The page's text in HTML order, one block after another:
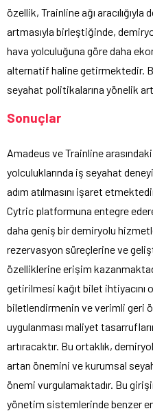
özellik, Trainline ağı
artmasıyla birleştiğinde,
hava yolculuğuna göre daha
alternatif haline getirmektedir.
seyahat politikalarına yönelik
Sonuçlar
Amadeus ve Trainline
yolculuklarında iş seyahat
adım atılmasını işaret
Cytric platformuna entegre
daha geniş bir demiryolu
rezervasyon süreçlerine ve
özelliklerine erişim
getirilmesi kağıt bilet ihtiyacını
biletlendirmenin ve verimli geri
uygulanması maliyet
artıracaktır. Bu ortaklık,
artan önemini ve kurumsal
önemi vurgulamaktadır. Bu
yönetim sistemlerinde benzer